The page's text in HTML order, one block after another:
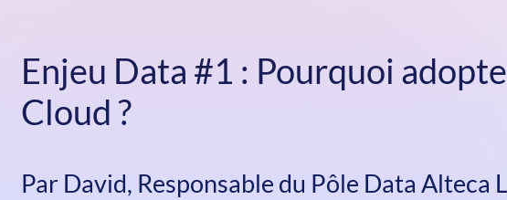
Enjeu Data #1 : Pourquoi
Cloud ?
Par David, Responsable du Pôle Data Alteca